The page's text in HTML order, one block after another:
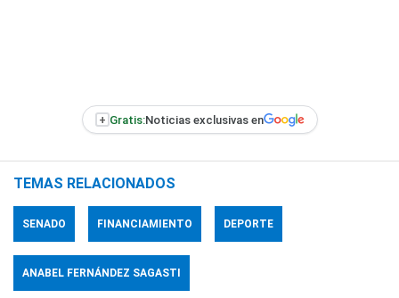
+ Gratis:Noticias exclusivas en
TEMAS RELACIONADOS
SENADO FINANCIAMIENTO DEPORTE
ANABEL FERNÁNDEZ SAGASTI